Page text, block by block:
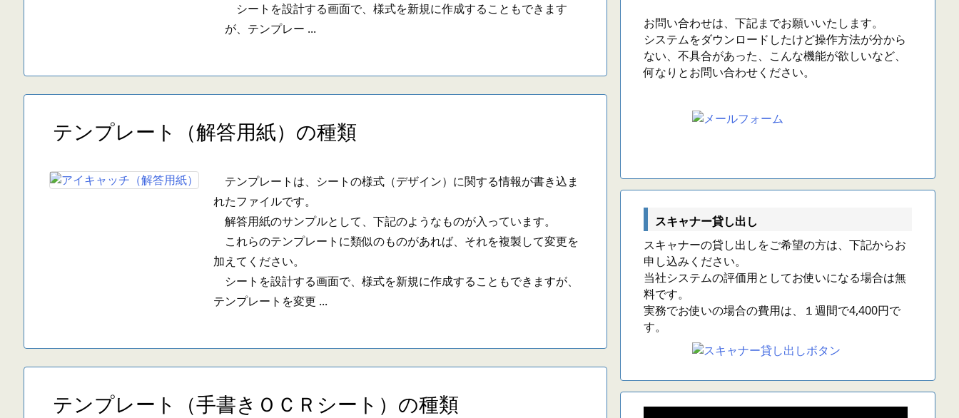
シートを設計する画面で、様式を新規に作成することもできます
が、テンプレー ...
テンプレート（解答用紙）の種類
テンプレートは、シートの様式（デザイン）に関する情報が書き込ま
れたファイルです。
解答用紙のサンプルとして、下記のようなものが入っています。
これらのテンプレートに類似のものがあれば、それを複製して変更を
加えてください。
シートを設計する画面で、様式を新規に作成することもできますが、
テンプレートを変更 ...
テンプレート（手書きＯＣＲシート）の種類
お問い合わせは、下記までお願いいたします。
システムをダウンロードしたけど操作方法が分から
ない、不具合があった、こんな機能が欲しいなど、
何なりとお問い合わせください。
スキャナー貸し出し
スキャナーの貸し出しをご希望の方は、下記からお
申し込みください。
当社システムの評価用としてお使いになる場合は無
料です。
実務でお使いの場合の費用は、１週間で4,400円で
す。